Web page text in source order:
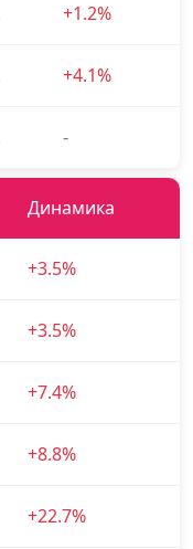
+1.2%
+4.1%
-
Динамика
+3.5%
+3.5%
+7.4%
+8.8%
+22.7%